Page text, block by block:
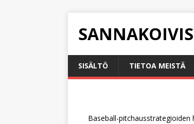
SISÄLTÖ TIETOA MEISTÄ
Baseball-